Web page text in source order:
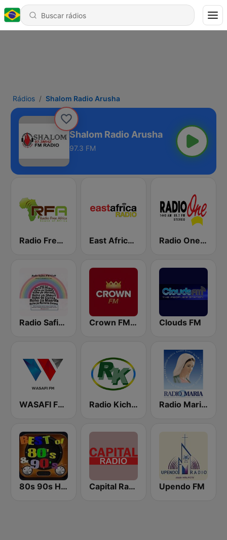
Rádios Shalom Radio Arusha
Shalom Radio Arusha
97.3 FM
Radio Free Africa East Africa Radio Radio One Stereo
Radio Safina FM Crown FM 92.1 Clouds FM
WASAFI FM - 88.9 Radio Kicheko Live Radio Maria Tanzania
80s 90s Hits Radio Capital Radio Upendo FM